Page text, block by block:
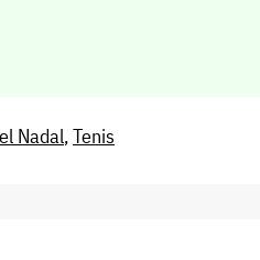
Nadal,Tenis